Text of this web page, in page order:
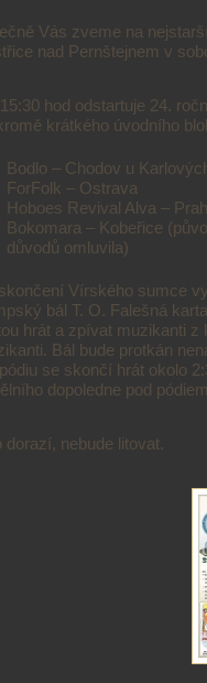
Vás zveme na
nad Pernštejnem v
hod odstartuje 24.
krátkého úvodního
Bodlo – Chodov u
ForFolk – Ostrava
Hoboes Revival Alva –
Bokomara – Kobeřice
důvodů omluvila)
Vírského sumce
bál T. O. Falešná
hrát a zpívat muzikanti
Bál bude protkán
se skončí hrát okolo
dopoledne pod
dorazí, nebude litovat.